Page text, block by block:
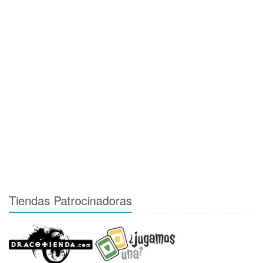
Tiendas Patrocinadoras